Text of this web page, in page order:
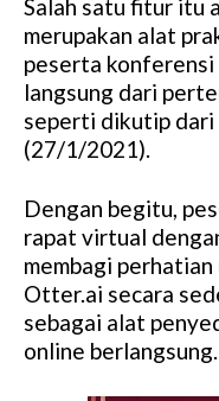
Salah satu fitur itu
merupakan alat
peserta
langsung dari
seperti dikutip dari
(27/1/2021).
Dengan begitu,
rapat virtual
membagi
Otter.ai secara
sebagai alat
online berlangsung.